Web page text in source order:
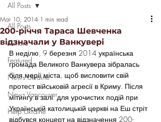
All Posts
Culture
Featured
News Ukraine
News Vancouver
Help Ukraine
All Posts
200-річчя Тараса Шевченка
відзначали у Ванкувері
Mar 10, 2014 1 min read
В неділю, 9 березня 2014 українська
громада Великого Ванкувера зібралась
біля мерії міста, щоб висловити свій
протест військовій агресії в Криму. Після
мітингу в залі  для урочистих подій при
Українській католицькій церкві на Еш стріт
відбувся концерт на відзначення 200-